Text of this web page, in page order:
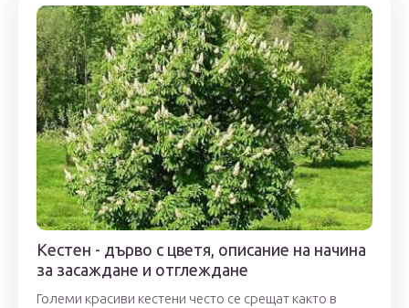
Кестен - дърво с цветя, описание на начина
за засаждане и отглеждане
Големи красиви кестени често се срещат както в